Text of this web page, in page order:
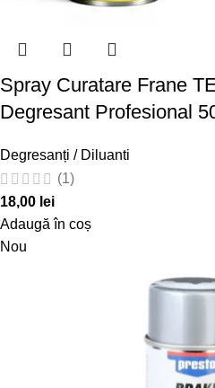
Spray Curatare Frane
Degresant Profesional
Degresanți / Diluanti
(1)
18,00 lei
Adaugă în coș
Nou